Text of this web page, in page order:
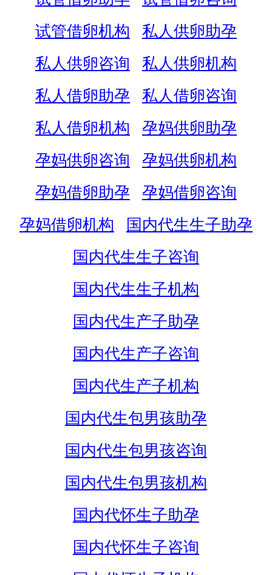
试管借卵机构
私人供卵助孕
私人供卵咨询
私人供卵机构
私人借卵助孕
私人借卵咨询
私人借卵机构
孕妈供卵助孕
孕妈供卵咨询
孕妈供卵机构
孕妈借卵助孕
孕妈借卵咨询
孕妈借卵机构
国内代生生子助孕
国内代生生子咨询
国内代生生子机构
国内代生产子助孕
国内代生产子咨询
国内代生产子机构
国内代生包男孩助孕
国内代生包男孩咨询
国内代生包男孩机构
国内代怀生子助孕
国内代怀生子咨询